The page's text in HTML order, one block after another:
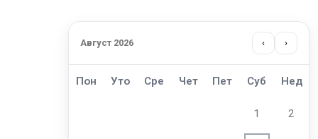
Август 2026 ‹ ›
Пон Уто Сре Чет Пет Суб Нед
1 2